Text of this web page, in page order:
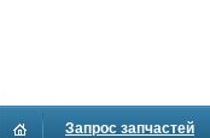
Запрос запчастей